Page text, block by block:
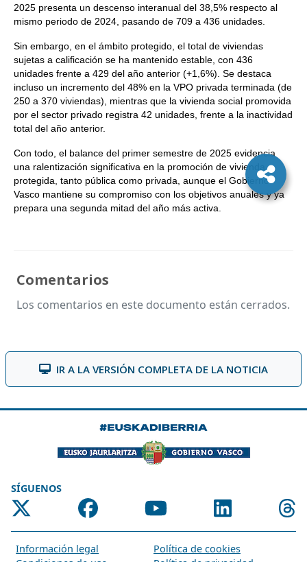
2025 presenta un descenso interanual del 38,5% respecto al
mismo periodo de 2024, pasando de 709 a 436 unidades.
Sin embargo, en el ámbito protegido, el total de viviendas
sujetas a calificación se ha mantenido estable, con 436
unidades frente a 429 del año anterior (+1,6%). Se destaca
incluso un incremento del 48% en la VPO privada terminada (de
250 a 370 viviendas), mientras que la vivienda social promovida
por el sector privado registra 42 unidades, frente a la inactividad
total del año anterior.
Con todo, el balance del primer semestre de 2025 evidencia
una ralentización significativa en la promoción de vivienda
protegida, tanto pública como privada, aunque el Gobierno
Vasco mantiene su compromiso con los objetivos anuales y ya
prepara una segunda mitad del año más activa.
Comentarios
Los comentarios en este documento están cerrados.
IR A LA VERSIÓN COMPLETA DE LA NOTICIA
SÍGUENOS
Información legal
Política de cookies